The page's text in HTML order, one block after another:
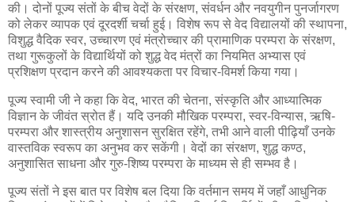
की। दोनों पूज्य संतों के बीच वेदों के संरक्षण, संवर्धन और नवयुगीन पुनर्जागरण
को लेकर व्यापक एवं दूरदर्शी चर्चा हुई। विशेष रूप से वेद विद्यालयों की स्थापना,
विशुद्ध वैदिक स्वर, उच्चारण एवं मंत्रोच्चार की प्रामाणिक परम्परा के संरक्षण,
तथा गुरूकुलों के विद्यार्थियों को शुद्ध वेद मंत्रों का नियमित अभ्यास एवं
प्रशिक्षण प्रदान करने की आवश्यकता पर विचार-विमर्श किया गया।
पूज्य स्वामी जी ने कहा कि वेद, भारत की चेतना, संस्कृति और आध्यात्मिक
विज्ञान के जीवंत स्रोत हैं। यदि उनकी मौखिक परम्परा, स्वर-विन्यास, ऋषि-
परम्परा और शास्त्रीय अनुशासन सुरक्षित रहेंगे, तभी आने वाली पीढ़ियाँ उनके
वास्तविक स्वरूप का अनुभव कर सकेंगी। वेदों का संरक्षण, शुद्ध कण्ठ,
अनुशासित साधना और गुरु-शिष्य परम्परा के माध्यम से ही सम्भव है।
पूज्य संतों ने इस बात पर विशेष बल दिया कि वर्तमान समय में जहाँ आधुनिक